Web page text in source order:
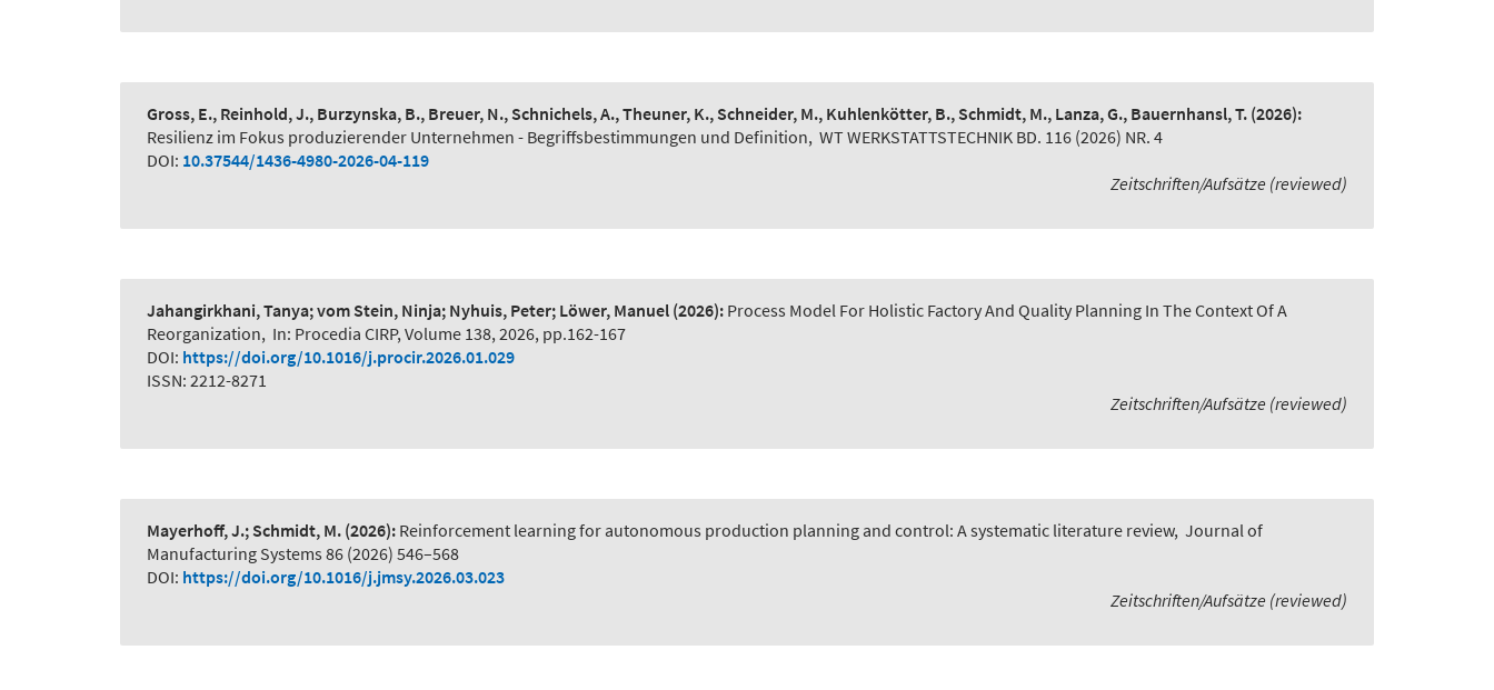
Gross, E., Reinhold, J., Burzynska, B., Breuer, N., Schnichels, A., Theuner, K., Schneider, M., Kuhlenkötter, B., Schmidt, M., Lanza, G., Bauernhansl, T. (2026):
Resilienz im Fokus produzierender Unternehmen - Begriffsbestimmungen und Definition, WT WERKSTATTSTECHNIK BD. 116 (2026) NR. 4
DOI: 10.37544/1436-4980-2026-04-119
Zeitschriften/Aufsätze (reviewed)
Jahangirkhani, Tanya; vom Stein, Ninja; Nyhuis, Peter; Löwer, Manuel (2026): Process Model For Holistic Factory And Quality Planning In The Context Of A
Reorganization, In: Procedia CIRP, Volume 138, 2026, pp.162-167
DOI: https://doi.org/10.1016/j.procir.2026.01.029
ISSN: 2212-8271
Zeitschriften/Aufsätze (reviewed)
Mayerhoff, J.; Schmidt, M. (2026): Reinforcement learning for autonomous production planning and control: A systematic literature review, Journal of
Manufacturing Systems 86 (2026) 546–568
DOI: https://doi.org/10.1016/j.jmsy.2026.03.023
Zeitschriften/Aufsätze (reviewed)